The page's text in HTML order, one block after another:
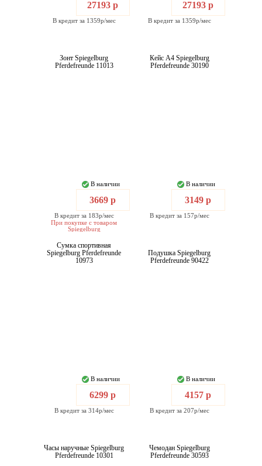
27193 р
В кредит за 1359р/мес
27193 р
В кредит за 1359р/мес
Зонт Spiegelburg
Pferdefreunde 11013
В наличии
3669 р
В кредит за 183р/мес
При покупке с товаром
Spiegelburg
Кейс А4 Spiegelburg
Pferdefreunde 30190
В наличии
3149 р
В кредит за 157р/мес
Сумка спортивная
Spiegelburg Pferdefreunde
10973
В наличии
6299 р
В кредит за 314р/мес
Подушка Spiegelburg
Pferdefreunde 90422
В наличии
4157 р
В кредит за 207р/мес
Часы наручные Spiegelburg
Pferdefreunde 10301
Чемодан Spiegelburg
Pferdefreunde 30593